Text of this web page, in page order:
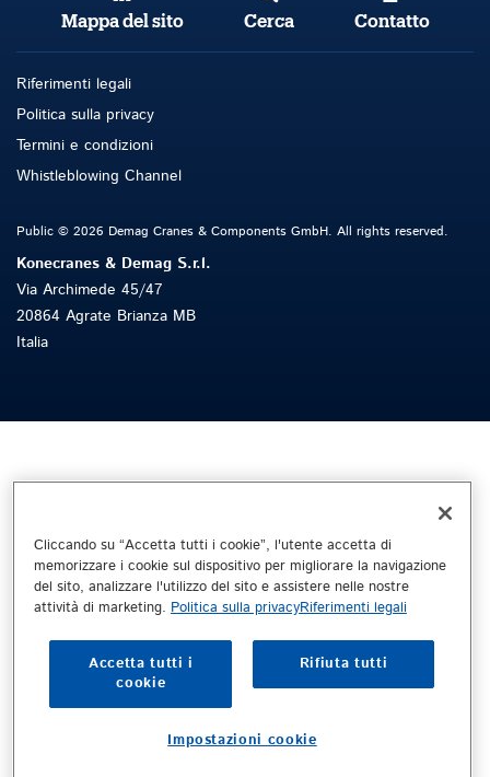
Riferimenti legali
Politica sulla privacy
Termini e condizioni
Whistleblowing Channel
Mappa del sito Cerca Contatto
Public © 2026 Demag Cranes & Components GmbH. All rights reserved.
Konecranes & Demag S.r.l.
Via Archimede 45/47
20864 Agrate Brianza MB
Italia
Cliccando su “Accetta tutti i cookie”, l'utente accetta di
memorizzare i cookie sul dispositivo per migliorare la navigazione
del sito, analizzare l'utilizzo del sito e assistere nelle nostre
attività di marketing.Politica sulla privacyRiferimenti legali
Accetta tutti i
cookie
Rifiuta tutti
Impostazioni cookie